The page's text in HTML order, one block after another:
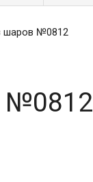
шаров №0812
№0812